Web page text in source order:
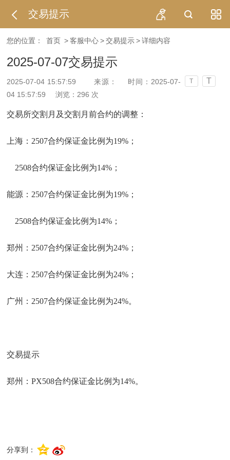
交易提示
您的位置： 首页 > 客服中心 > 交易提示 > 详细内容
2025-07-07交易提示
2025-07-04 15:57:59 T T
来源：
时间：2025-07-
04 15:57:59
浏览： 296 次
交易所交割月及交割月前合约的调整：
上海：2507合约保证金比例为19%；
2508合约保证金比例为14%；
能源：2507合约保证金比例为19%；
2508合约保证金比例为14%；
郑州：2507合约保证金比例为24%；
大连：2507合约保证金比例为24%；
广州：2507合约保证金比例为24%。
交易提示
郑州：PX508合约保证金比例为14%。
分享到：